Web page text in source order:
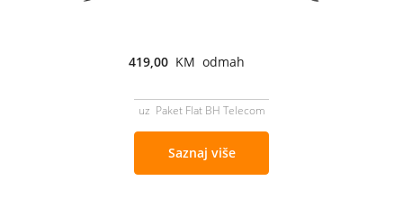
419,00 KM odmah
uz Paket Flat BH Telecom
Saznaj više